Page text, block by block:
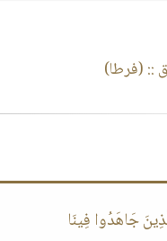
:: (فرطا)
جَاهَدُوا فِينَا